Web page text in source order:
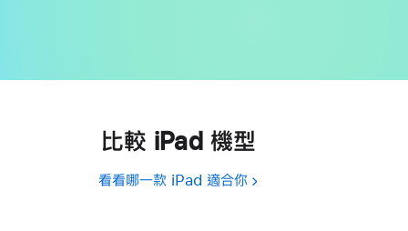
比較 iPad 機型
看看哪一款 iPad 適合你